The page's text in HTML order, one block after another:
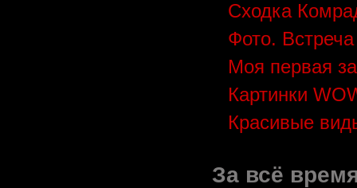
Сходка
Фото.
Моя первая
Картинки
Красивые
За всё